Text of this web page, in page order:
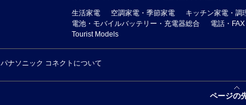
生活家電 空調家電・季節家電 キッチン家電・調
電池・モバイルバッテリー・充電器総合
電話・
Tourist Models
パナソニック コネクトについて
ページの